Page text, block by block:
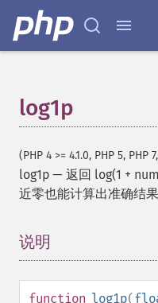
log1p
(PHP 4 >= 4.1.0, PHP 5, PHP
log1p — 返回 log(1 +
近零也能计算出准确结果
说明
function log1p(